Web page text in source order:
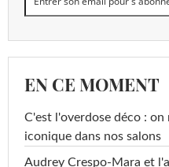
EN CE MOMENT
C'est l'overdose déco :
iconique dans nos salons
Audrey Crespo-Mara et